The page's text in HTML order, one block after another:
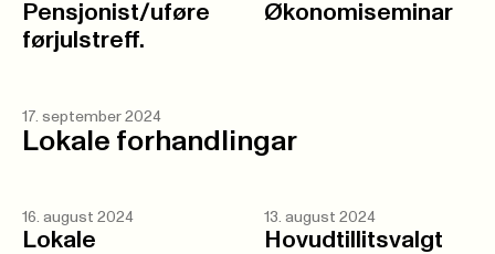
Pensjonist/uføre
førjulstreff.
Økonomiseminar
17. september 2024
Lokale forhandlingar
16. august 2024
Lokale
13. august 2024
Hovudtillitsvalgt